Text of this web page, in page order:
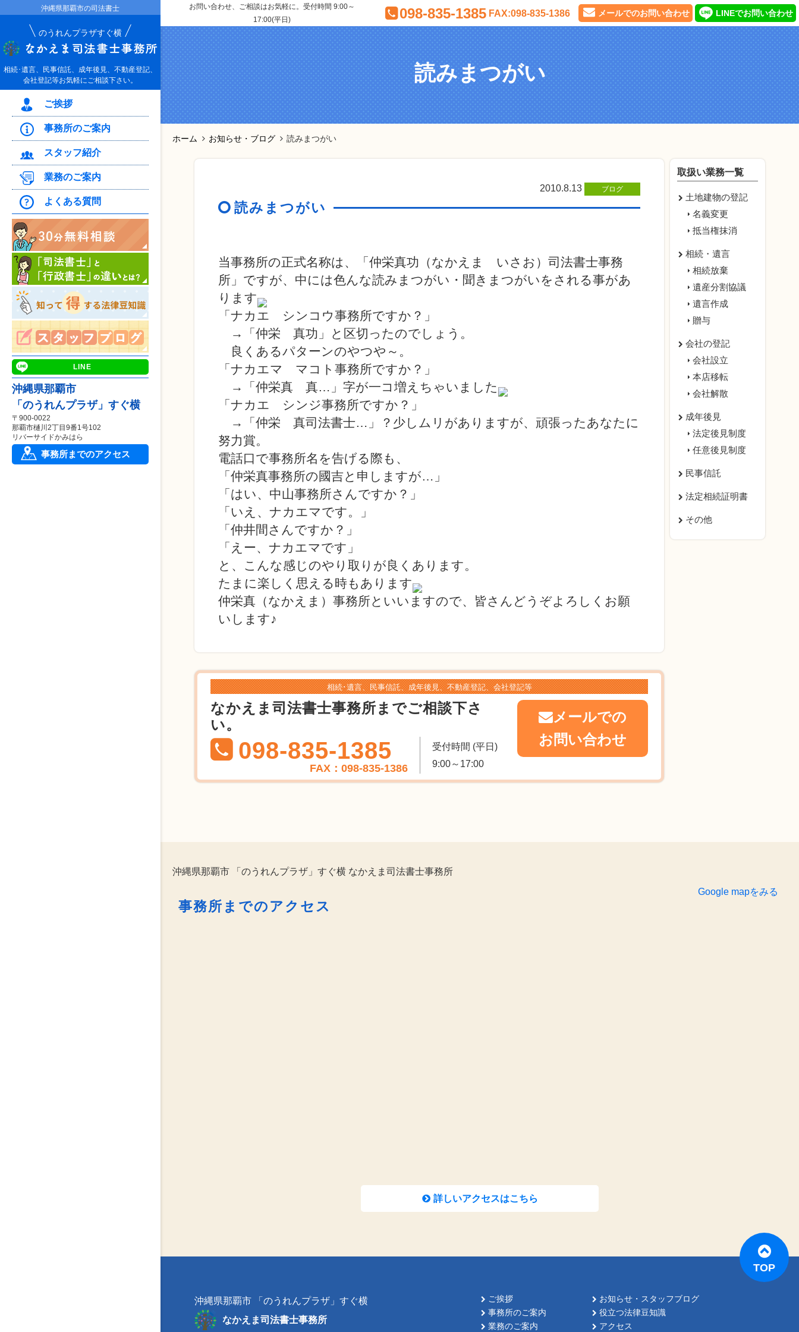
沖縄県那覇市の司法書士
のうれんプラザすぐ横
相続･遺言、民事信託、成年後見、不動産登記、
会社登記等お気軽にご相談下さい。
ご挨拶
事務所のご案内
スタッフ紹介
業務のご案内
よくある質問
LINE
沖縄県那覇市
「のうれんプラザ」すぐ横
〒900-0022
那覇市樋川2丁目9番1号102
リバーサイドかみはら
事務所までのアクセス
お問い合わせ、ご相談はお気軽に。受付時間 9:00～
17:00(平日)
098-835-1385 FAX:098-835-1386 メールでのお問い合わせ LINEでお問い合わせ
読みまつがい
ホーム お知らせ・ブログ 読みまつがい
取扱い業務一覧
土地建物の登記
名義変更
抵当権抹消
相続・遺言
相続放棄
遺産分割協議
遺言作成
贈与
会社の登記
会社設立
本店移転
会社解散
成年後見
法定後見制度
任意後見制度
民事信託
法定相続証明書
その他
2010.8.13 ブログ
読みまつがい
当事務所の正式名称は、「仲栄真功（なかえま いさお）司法書士事務
所」ですが、中には色んな読みまつがい・聞きまつがいをされる事があ
ります
「ナカエ シンコウ事務所ですか？」
→「仲栄 真功」と区切ったのでしょう。
良くあるパターンのやつや～。
「ナカエマ マコト事務所ですか？」
→「仲栄真 真…」字が一コ増えちゃいました
「ナカエ シンジ事務所ですか？」
→「仲栄 真司法書士…」？少しムリがありますが、頑張ったあなたに
努力賞。
電話口で事務所名を告げる際も、
「仲栄真事務所の國吉と申しますが…」
「はい、中山事務所さんですか？」
「いえ、ナカエマです。」
「仲井間さんですか？」
「えー、ナカエマです」
と、こんな感じのやり取りが良くあります。
たまに楽しく思える時もあります
仲栄真（なかえま）事務所といいますので、皆さんどうぞよろしくお願
いします♪
相続･遺言、民事信託、成年後見、不動産登記、会社登記等
なかえま司法書士事務所までご相談下さ
い。
098-835-1385
FAX：098-835-1386
受付時間 (平日)
9:00～17:00
メールでの
お問い合わせ
沖縄県那覇市 「のうれんプラザ」すぐ横 なかえま司法書士事務所
事務所までのアクセス
Google mapをみる
詳しいアクセスはこちら
TOP
沖縄県那覇市 「のうれんプラザ」すぐ横
なかえま司法書士事務所
ご挨拶
事務所のご案内
業務のご案内
お知らせ・スタッフブログ
役立つ法律豆知識
アクセス